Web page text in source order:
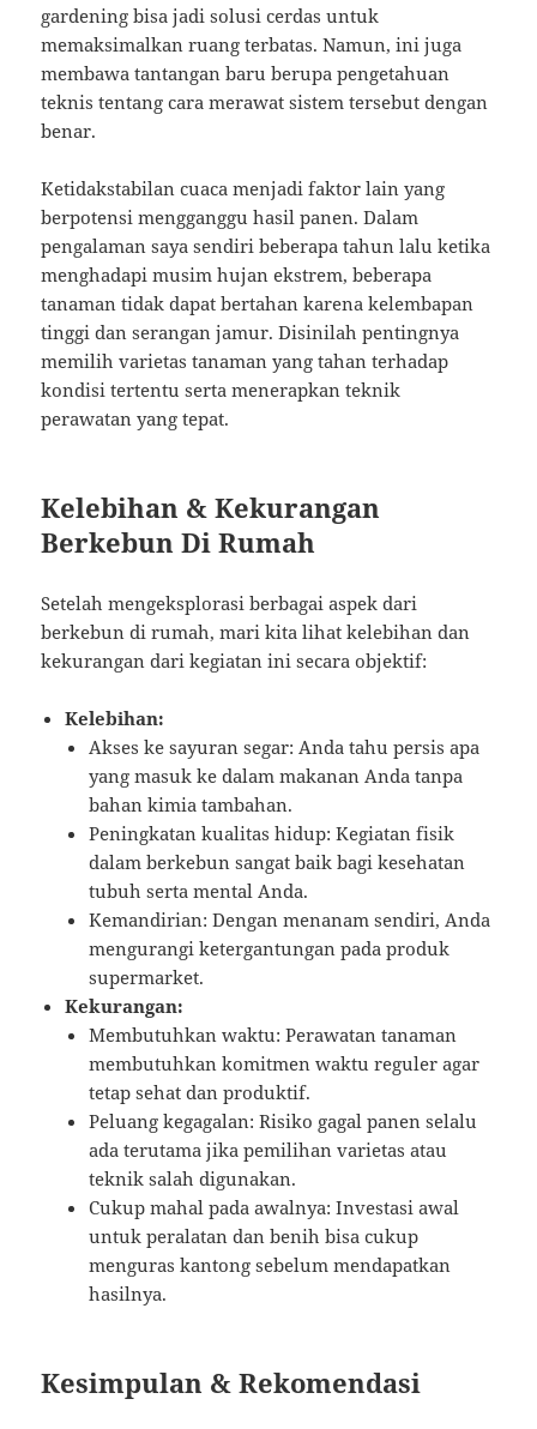
gardening bisa jadi solusi cerdas untuk
memaksimalkan ruang terbatas. Namun, ini juga
membawa tantangan baru berupa pengetahuan
teknis tentang cara merawat sistem tersebut dengan
benar.
Ketidakstabilan cuaca menjadi faktor lain yang
berpotensi mengganggu hasil panen. Dalam
pengalaman saya sendiri beberapa tahun lalu ketika
menghadapi musim hujan ekstrem, beberapa
tanaman tidak dapat bertahan karena kelembapan
tinggi dan serangan jamur. Disinilah pentingnya
memilih varietas tanaman yang tahan terhadap
kondisi tertentu serta menerapkan teknik
perawatan yang tepat.
Kelebihan & Kekurangan
Berkebun Di Rumah
Setelah mengeksplorasi berbagai aspek dari
berkebun di rumah, mari kita lihat kelebihan dan
kekurangan dari kegiatan ini secara objektif:
Kelebihan:
Akses ke sayuran segar: Anda tahu persis apa
yang masuk ke dalam makanan Anda tanpa
bahan kimia tambahan.
Peningkatan kualitas hidup: Kegiatan fisik
dalam berkebun sangat baik bagi kesehatan
tubuh serta mental Anda.
Kemandirian: Dengan menanam sendiri, Anda
mengurangi ketergantungan pada produk
supermarket.
Kekurangan:
Membutuhkan waktu: Perawatan tanaman
membutuhkan komitmen waktu reguler agar
tetap sehat dan produktif.
Peluang kegagalan: Risiko gagal panen selalu
ada terutama jika pemilihan varietas atau
teknik salah digunakan.
Cukup mahal pada awalnya: Investasi awal
untuk peralatan dan benih bisa cukup
menguras kantong sebelum mendapatkan
hasilnya.
Kesimpulan & Rekomendasi